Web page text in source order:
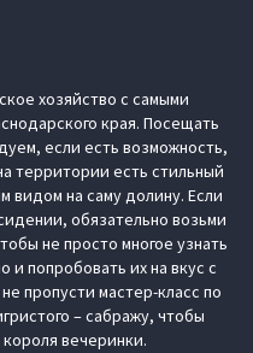
хозяйство с самыми
края. Посещать
если есть возможность,
территории есть стильный
видом на саму долину. Если
обязательно возьми
не просто многое узнать
и попробовать их на вкус с
пропусти мастер-класс по
– сабражу, чтобы
вечеринки.